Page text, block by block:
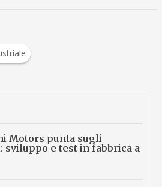
Motors punta sugli
sviluppo e test in fabbrica a